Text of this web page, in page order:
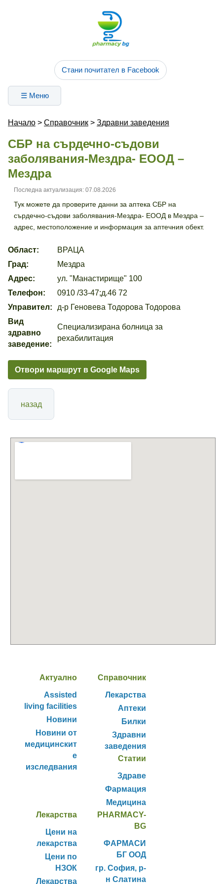
Стани почитател в Facebook
☰ Меню
Начало > Справочник > Здравни заведения
СБР на сърдечно-съдови
заболявания-Мездра- ЕООД –
Мездра
Последна актуализация: 07.08.2026
Тук можете да проверите данни за аптека СБР на
сърдечно-съдови заболявания-Мездра- ЕООД в Мездра –
адрес, местоположение и информация за аптечния обект.
Област:
ВРАЦА
Град:
Мездра
Адрес:
ул. "Манастирище" 100
Телефон:
0910 /33-47;д.46 72
Управител:
д-р Геновева Тодорова Тодорова
Вид
здравно
заведение:
Специализирана болница за
рехабилитация
Отвори маршрут в Google Maps
назад
Актуално
Assisted
living facilities
Новини
Новини от
медицинскит
е
изследвания
Справочник
Лекарства
Аптеки
Билки
Здравни
заведения
Статии
Здраве
Фармация
Медицина
Лекарства
Цени на
лекарства
Цени по
НЗОК
Лекарства
PHARMACY-
BG
ФАРМАСИ
БГ ООД
гр. София, р-
н Слатина